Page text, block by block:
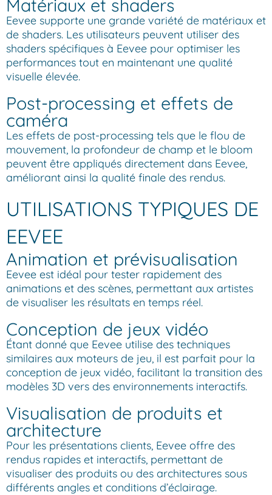
Matériaux et shaders
Eevee supporte une grande variété de matériaux et
de shaders. Les utilisateurs peuvent utiliser des
shaders spécifiques à Eevee pour optimiser les
performances tout en maintenant une qualité
visuelle élevée.
Post-processing et effets de
caméra
Les effets de post-processing tels que le flou de
mouvement, la profondeur de champ et le bloom
peuvent être appliqués directement dans Eevee,
améliorant ainsi la qualité finale des rendus.
UTILISATIONS TYPIQUES DE
EEVEE
Animation et prévisualisation
Eevee est idéal pour tester rapidement des
animations et des scènes, permettant aux artistes
de visualiser les résultats en temps réel.
Conception de jeux vidéo
Étant donné que Eevee utilise des techniques
similaires aux moteurs de jeu, il est parfait pour la
conception de jeux vidéo, facilitant la transition des
modèles 3D vers des environnements interactifs.
Visualisation de produits et
architecture
Pour les présentations clients, Eevee offre des
rendus rapides et interactifs, permettant de
visualiser des produits ou des architectures sous
différents angles et conditions d’éclairage.